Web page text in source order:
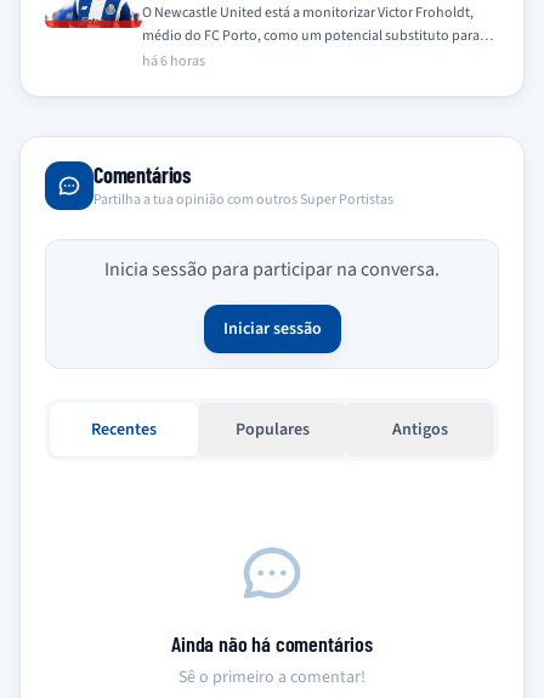
O Newcastle United está a monitorizar Victor Froholdt,
médio do FC Porto, como um potencial substituto para
Bruno Guimarães, que se encontra…
há 6 horas
Comentários
Partilha a tua opinião com outros Super Portistas
Inicia sessão para participar na conversa.
Iniciar sessão
Recentes Populares Antigos
Ainda não há comentários
Sê o primeiro a comentar!